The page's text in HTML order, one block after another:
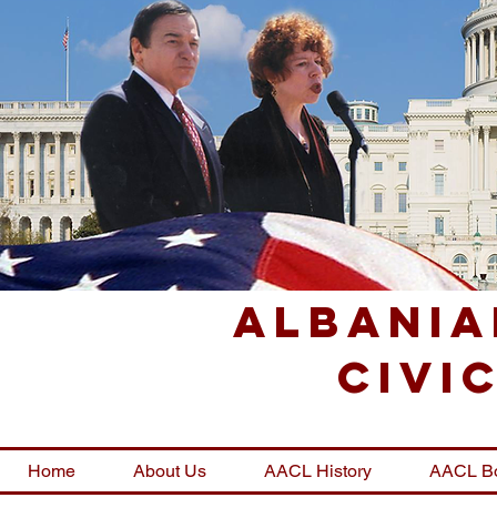
Home About Us AACL History AACL